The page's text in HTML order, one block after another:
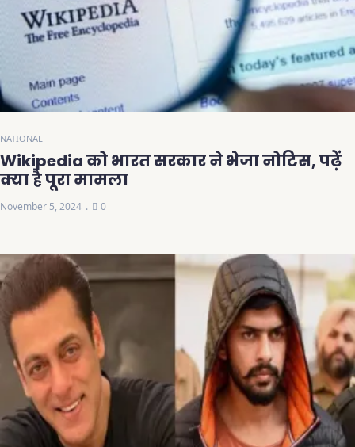
NATIONAL
Wikipedia को भारत सरकार ने भेजा नोटिस, पढ़ें
क्या है पूरा मामला
November 5, 2024 0